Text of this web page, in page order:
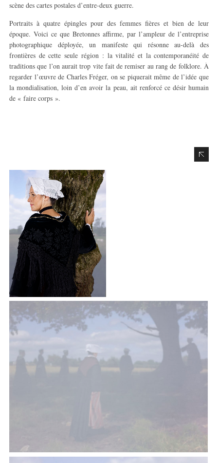
scène des cartes postales d’entre-deux guerre.
Portraits à quatre épingles pour des femmes fières et bien de leur
époque. Voici ce que Bretonnes affirme, par l’ampleur de l’entreprise
photographique déployée, un manifeste qui résonne au-delà des
frontières de cette seule région : la vitalité et la contemporanéité de
traditions que l’on aurait trop vite fait de remiser au rang de folklore. À
regarder l’œuvre de Charles Fréger, on se piquerait même de l’idée que
la mondialisation, loin d’en avoir la peau, ait renforcé ce désir humain
de « faire corps ».